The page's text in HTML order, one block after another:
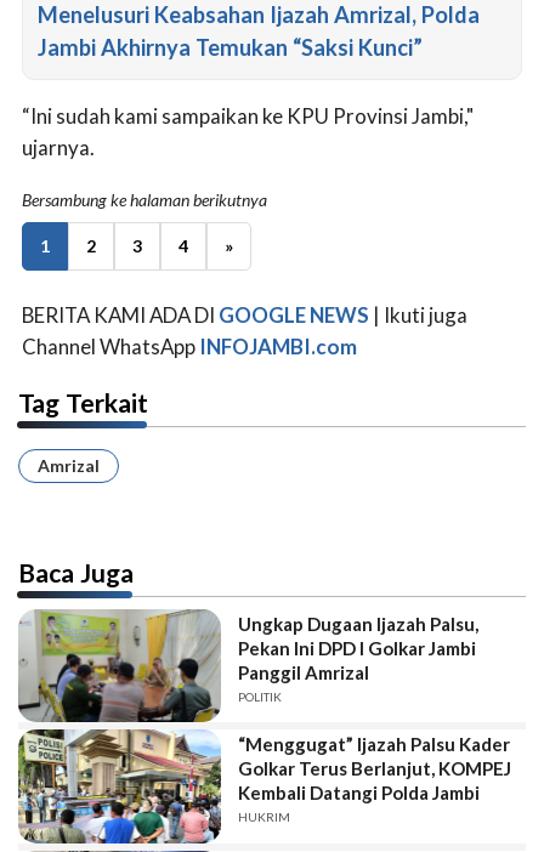
Menelusuri Keabsahan Ijazah Amrizal, Polda
Jambi Akhirnya Temukan “Saksi Kunci”
“Ini sudah kami sampaikan ke KPU Provinsi Jambi,"
ujarnya.
Bersambung ke halaman berikutnya
1 2 3 4 »
BERITA KAMI ADA DI GOOGLE NEWS | Ikuti juga
Channel WhatsApp INFOJAMBI.com
Tag Terkait
Amrizal
Baca Juga
Ungkap Dugaan Ijazah Palsu,
Pekan Ini DPD I Golkar Jambi
Panggil Amrizal
POLITIK
“Menggugat” Ijazah Palsu Kader
Golkar Terus Berlanjut, KOMPEJ
Kembali Datangi Polda Jambi
HUKRIM